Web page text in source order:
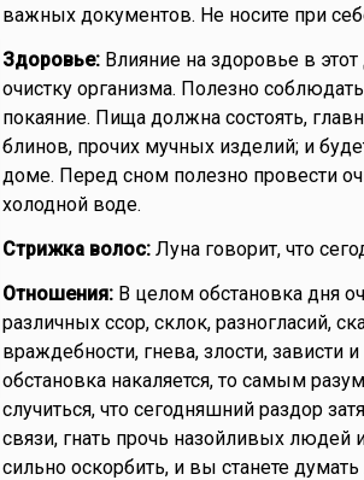
важных документов. Не носите при
Здоровье:Влияние на здоровье в
очистку организма. Полезно
покаяние. Пища должна состоять,
блинов, прочих мучных изделий; и
доме. Перед сном полезно провести
холодной воде.
Стрижка волос:Луна говорит, что
Отношения:В целом обстановка дня
различных ссор, склок, разногласий,
враждебности, гнева, злости, зависти
обстановка накаляется, то самым
случиться, что сегодняшний раздор
связи, гнать прочь назойливых людей
сильно оскорбить, и вы станете